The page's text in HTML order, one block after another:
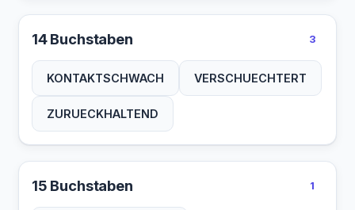
14 Buchstaben 3
KONTAKTSCHWACH VERSCHUECHTERT
ZURUECKHALTEND
15 Buchstaben 1